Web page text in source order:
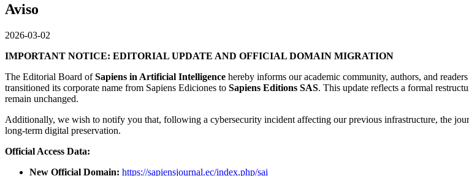
Aviso
2026-03-02
IMPORTANT NOTICE: EDITORIAL UPDATE AND OFFICIAL DOMAIN MIGRATION
The Editorial Board ofSapiens in Artificial Intelligence hereby informs our academic community, authors, and
transitioned its corporate name from Sapiens Ediciones to Sapiens Editions SAS. This update reflects a formal
remain unchanged.
Additionally, we wish to notify you that, following a cybersecurity incident affecting our previous infrastructure, the
long-term digital preservation.
Official Access Data:
New Official Domain: https://sapiensjournal.ec/index.php/sai